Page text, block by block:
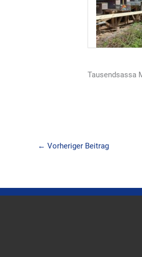
Tausendsassa
← Vorheriger Beitrag